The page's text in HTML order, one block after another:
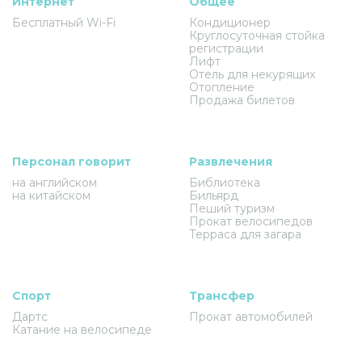
Бесплатный Wi-Fi
Кондиционер
Круглосуточная стойка
регистрации
Лифт
Отель для некурящих
Отопление
Продажа билетов
Персонал говорит
на английском
на китайском
Развлечения
Библиотека
Бильярд
Пеший туризм
Прокат велосипедов
Терраса для загара
Спорт
Дартс
Катание на велосипеде
Трансфер
Прокат автомобилей